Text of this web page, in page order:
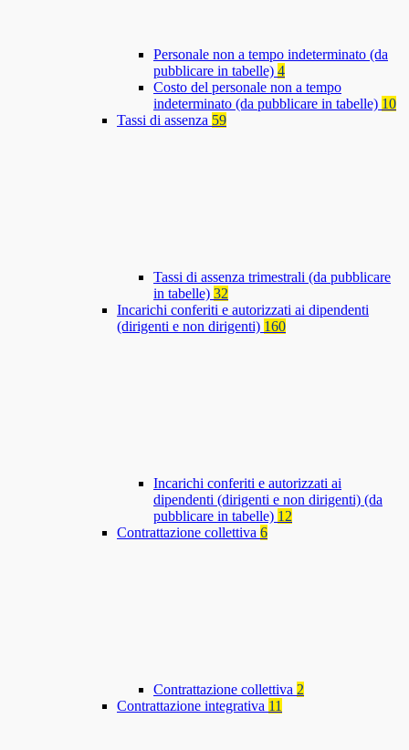
Personale non a tempo indeterminato (da
pubblicare in tabelle) 4
Costo del personale non a tempo
indeterminato (da pubblicare in tabelle) 10
Tassi di assenza 59
Tassi di assenza trimestrali (da pubblicare
in tabelle) 32
Incarichi conferiti e autorizzati ai dipendenti
(dirigenti e non dirigenti) 160
Incarichi conferiti e autorizzati ai
dipendenti (dirigenti e non dirigenti) (da
pubblicare in tabelle) 12
Contrattazione collettiva 6
Contrattazione collettiva 2
Contrattazione integrativa 11